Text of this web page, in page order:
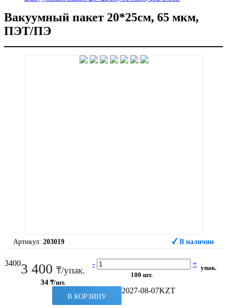
Вакуумный пакет 20*25см, 65 мкм,
ПЭТ/ПЭ
Артикул: 203019 В наличии
34003 400 ₸/упак.
34 ₸/шт.
- +
100 шт.
упак.
В КОРЗИНУ
2027-08-07KZT